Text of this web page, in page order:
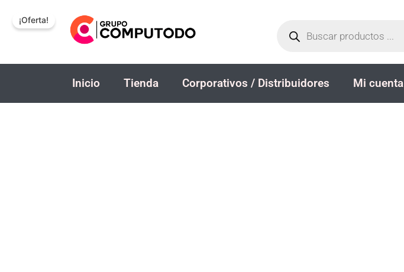
productos
Inicio Tienda Corporativos / Distribuidores Mi cuenta
¡Oferta!